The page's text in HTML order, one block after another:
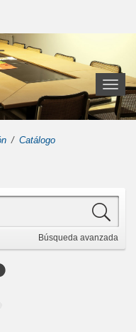
Toggle
Búsqueda avanzada
Catálogo